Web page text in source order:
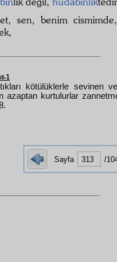
sen, benim
1
kötülüklerle sevinen
azaptan kurtulurlar
Sayfa /